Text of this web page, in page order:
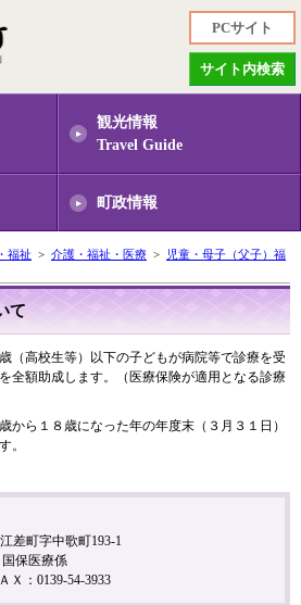
PCサイト
サイト内検索
観光情報
Travel Guide
町政情報
福祉 > 介護・福祉・医療 >
児童・母子（父子）福
て
（高校生等）以下の子どもが病院等で診療を受
全額助成します。（医療保険が適用となる診療
ら１８歳になった年の年度末（３月３１日）
。
差町字中歌町193-1
保医療係
Ｘ：0139-54-3933